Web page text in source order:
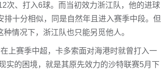
次、打入6球。而当初效力浙江队，他的进球
十分相似，同是自然年且进入赛季中段。但
情况下，浙江队也只能另觅他人。
上赛季中超，卡多索面对海港时就曾打入一
实的困境，就是其原先效力的沙特联赛5月下